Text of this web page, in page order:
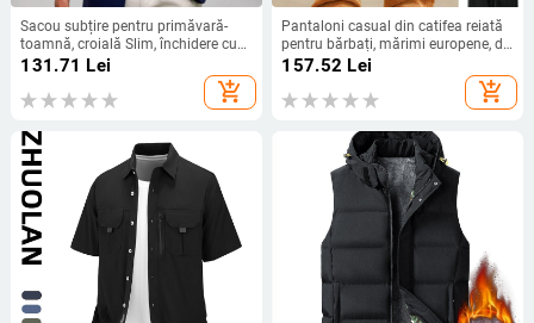
Sacou subțire pentru primăvară-
toamnă, croială Slim, închidere cu
două nasturi, mâneci lungi, lungime
normală, culoare solidă, buzunare
cu patch, tiv rotunjit, amestec
131.71 Lei
add_shopping_cart
Pantaloni casual din catifea reiată
pentru bărbați, mărimi europene, de
marcă europeană și americană,
pantaloni drepți casual retro, de
generație în generație
157.52 Lei
add_shopping_cart